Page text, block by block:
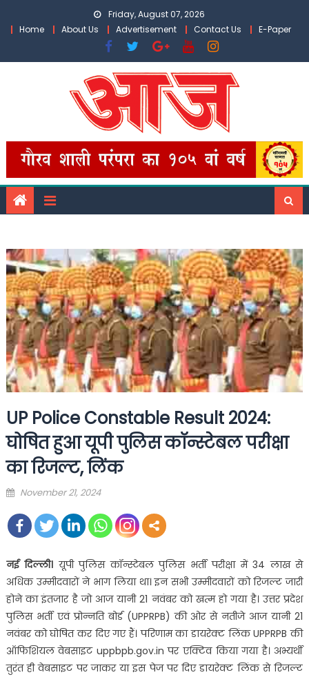
Friday, August 07, 2026
Home
About Us Advertisement Contact Us E-Paper
UP Police Constable Result 2024:
घोषित हुआ यूपी पुलिस कॉन्स्टेबल परीक्षा
का रिजल्ट, लिंक
Posted
November 21, 2024
नई दिल्ली। यूपी पुलिस कॉन्स्टेबल पुलिस भर्ती परीक्षा में 34 लाख से
अधिक उम्मीदवारों ने भाग लिया था। इन सभी उम्मीदवारों को रिजल्ट जारी
होने का इंतजार है जो आज यानी 21 नवंबर को खत्म हो गया है। उत्तर प्रदेश
पुलिस भर्ती एवं प्रोन्नति बोर्ड (UPPRPB) की ओर से नतीजे आज यानी 21
नवंबर को घोषित कर दिए गए हैं। परिणाम का डायरेक्ट लिंक UPPRPB की
ऑफिशियल वेबसाइट uppbpb.gov.in पर एक्टिव किया गया है। अभ्यर्थी
तुरंत ही वेबसाइट पर जाकर या इस पेज पर दिए डायरेक्ट लिंक से रिजल्ट